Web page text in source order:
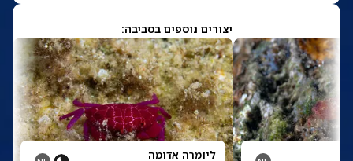
יצורים נוספים בסביבה:
ליומרה אדומה